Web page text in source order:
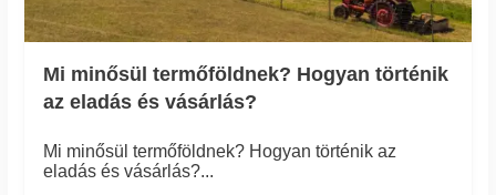
Mi minősül termőföldnek? Hogyan történik
az eladás és vásárlás?
Mi minősül termőföldnek? Hogyan történik az
eladás és vásárlás?...